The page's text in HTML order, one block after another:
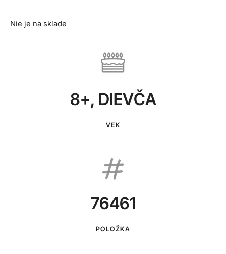
Nie je na sklade
8+, DIEVČA
VEK
76461
POLOŽKA